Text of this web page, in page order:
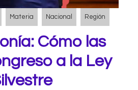
Materia Nacional Región
Cómo las
a la Ley